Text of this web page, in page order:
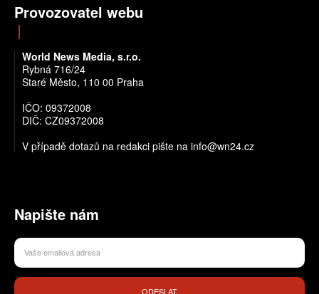
Provozovatel webu
World News Media, s.r.o.
Rybná 716/24
Staré Město, 110 00 Praha
IČO: 09372008
DIČ: CZ09372008
V případě dotazů na redakci pište na info@wn24.cz
Napište nám
ODESLAT